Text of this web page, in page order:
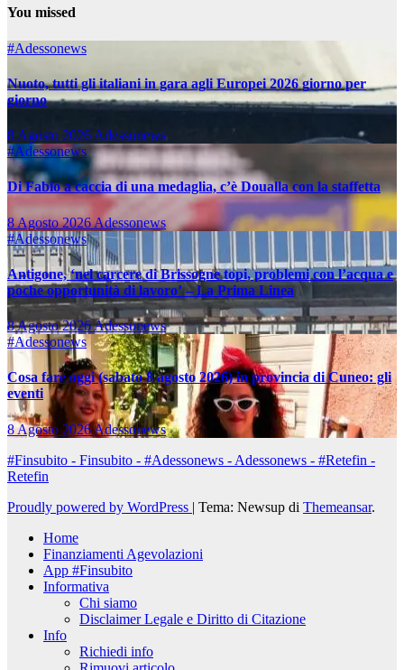
You missed
#Adessonews
Nuoto, tutti gli italiani in gara agli Europei 2026 giorno per
giorno
8 Agosto 2026 Adessonews
#Adessonews
Di Fabio a caccia di una medaglia, c’è Doualla con la staffetta
8 Agosto 2026Adessonews
#Adessonews
Antigone, ‘nel carcere di Brissogne topi, problemi con l’acqua e
poche opportunità di lavoro’ – La Prima Linea
8 Agosto 2026Adessonews
#Adessonews
Cosa fare oggi (sabato 8 agosto 2026) in provincia di Cuneo: gli
eventi
8 Agosto 2026Adessonews
#Finsubito - Finsubito - #Adessonews - Adessonews - #Retefin -
Retefin
Proudly powered by WordPress | Tema: Newsup di Themeansar.
Home
Finanziamenti Agevolazioni
App #Finsubito
Informativa
Chi siamo
Disclaimer Legale e Diritto di Citazione
Info
Richiedi info